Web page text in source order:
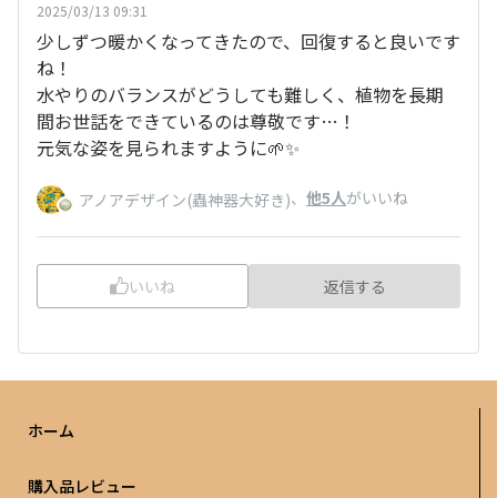
2025/03/13 09:31
少しずつ暖かくなってきたので、回復すると良いです
ね！
水やりのバランスがどうしても難しく、植物を長期
間お世話をできているのは尊敬です…！
元気な姿を見られますように🌱✨
アノアデザイン(蟲神器大好き)、 他5人がいいね
いいね 返信する
ホーム
購入品レビュー